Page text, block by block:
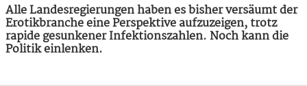
Alle Landesregierungen haben es bisher versäumt der
Erotikbranche eine Perspektive aufzuzeigen, trotz
rapide gesunkener Infektionszahlen. Noch kann die
Politik einlenken.